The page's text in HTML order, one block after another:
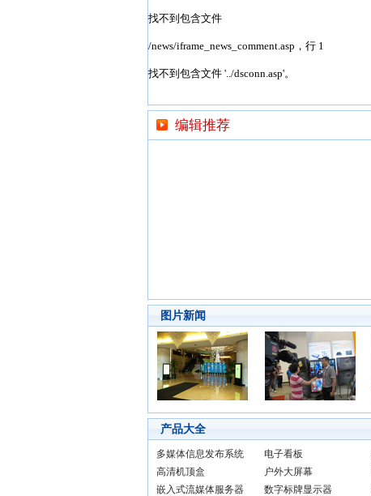
编辑推荐
图片新闻
产品大全
多媒体信息发布系统 电子看板
高清机顶盒
户外大屏幕
嵌入式流媒体服务器
数字标牌显示器